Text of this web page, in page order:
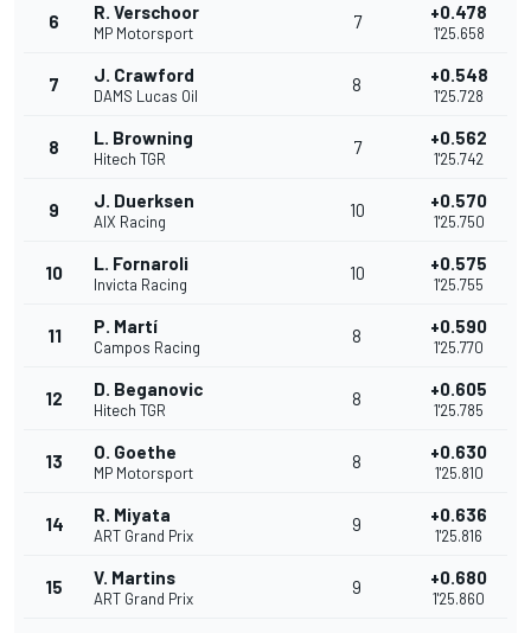
6 R. Verschoor
MP Motorsport
7 +0.478
1'25.658
7 J. Crawford
DAMS Lucas Oil
8 +0.548
1'25.728
8 L. Browning
Hitech TGR
7 +0.562
1'25.742
9 J. Duerksen
AIX Racing
10 +0.570
1'25.750
10 L. Fornaroli
Invicta Racing
10 +0.575
1'25.755
11 P. Martí
Campos Racing
8 +0.590
1'25.770
12 D. Beganovic
Hitech TGR
8 +0.605
1'25.785
13 O. Goethe
MP Motorsport
8 +0.630
1'25.810
14 R. Miyata
ART Grand Prix
9 +0.636
1'25.816
15 V. Martins
ART Grand Prix
9 +0.680
1'25.860